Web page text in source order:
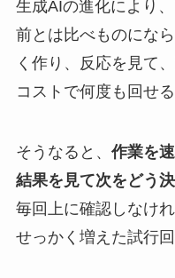
生成AIの進化により
前とは比べものにな
く作り、反応を見て
コストで何度も回せ
そうなると、 作業を
結果を見て次をどう
毎回上に確認しなけ
せっかく増えた試行